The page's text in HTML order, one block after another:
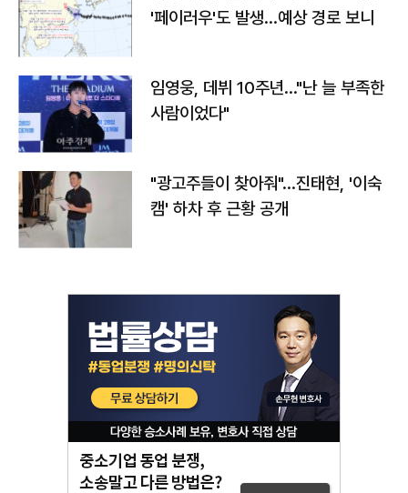
'페이러우'도 발생…예상 경로 보니
임영웅, 데뷔 10주년…"난 늘 부족한
사람이었다"
"광고주들이 찾아줘"…진태현, '이숙
캠' 하차 후 근황 공개